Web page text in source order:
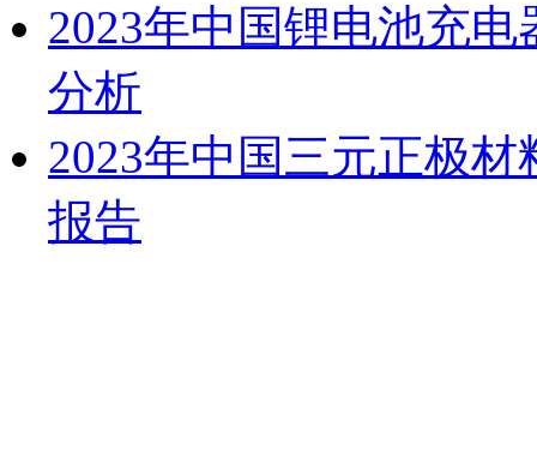
2023年中国锂电池充
分析
2023年中国三元正极
报告